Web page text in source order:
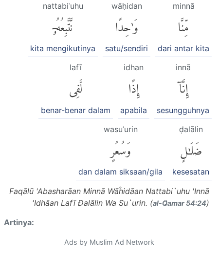
minnā
مِّنَّا
dari antar kita
wāḥidan
وَٰحِدًا
satu/sendiri
nattabiʿuhu
نَّتَّبِعُهُۥٓ
kita mengikutinya
innā
إِنَّآ
sesungguhnya
idhan
إِذًا
apabila
lafī
لَّفِى
benar-benar dalam
ḍalālin
ضَلَٰلٍ
kesesatan
wasuʿurin
وَسُعُرٍ
dan dalam siksaan/gila
Faqālū 'Abasharāan Minnā Wāĥidāan Nattabi`uhu 'Innā
'Idhāan Lafī Đalālin Wa Su`urin. (al-Q̈amar 54:24)
Artinya:
Ads by Muslim Ad Network